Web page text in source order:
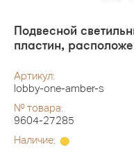
Подвесной
пластин,
Артикул:
lobby-one-amber-s
№ товара:
9604-27285
Наличие: